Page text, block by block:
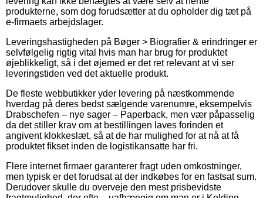
produkterne, som dog forudsætter at du opholder dig tæt på
e-firmaets arbejdslager.
Leveringshastigheden på Bøger > Biografier & erindringer er
selvfølgelig rigtig vital hvis man har brug for produktet
øjeblikkeligt, så i det øjemed er det ret relevant at vi ser
leveringstiden ved det aktuelle produkt.
De fleste webbutikker yder levering på næstkommende
hverdag på deres bedst sælgende varenumre, eksempelvis
Drabschefen – nye sager – Paperback, men vær påpasselig
da det stiller krav om at bestillingen laves forinden et
angivent klokkeslæt, så at de har mulighed for at nå at få
produktet fikset inden de logistikansatte har fri.
Flere internet firmaer garanterer fragt uden omkostninger,
men typisk er det forudsat at der indkøbes for en fastsat sum.
Derudover skulle du overveje den mest prisbevidste